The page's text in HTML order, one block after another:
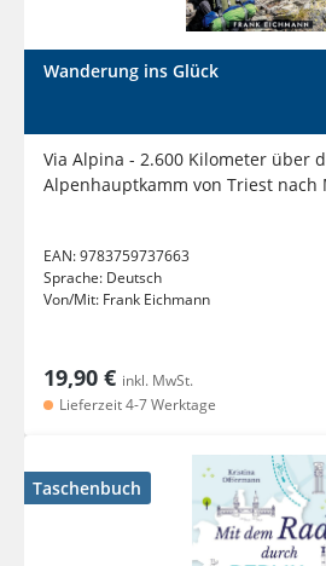
Wanderung ins Glück
Via Alpina - 2.600 Kilometer über
Alpenhauptkamm von Triest nach
EAN:9783759737663
Sprache: Deutsch
Von/Mit: Frank Eichmann
19,90 € inkl. MwSt.
Lieferzeit 4-7 Werktage
Taschenbuch